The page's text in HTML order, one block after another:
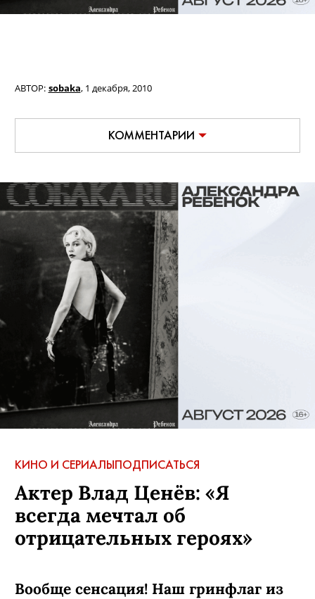
АВТОР: sobaka, 1 декабря, 2010
КОММЕНТАРИИ
КИНО И СЕРИАЛЫПОДПИСАТЬСЯ
Актер Влад Ценёв: «Я
всегда мечтал об
отрицательных героях»
Вообще сенсация! Наш гринфлаг из